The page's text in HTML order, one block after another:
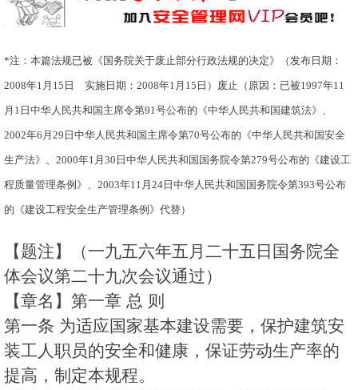
*注：本篇法规已被《国务院关于废止部分行政法规的决定》（发布日期：
2008年1月15日 实施日期：2008年1月15日）废止（原因：已被1997年11
月1日中华人民共和国主席令第91号公布的《中华人民共和国建筑法》、
2002年6月29日中华人民共和国主席令第70号公布的《中华人民共和国安全
生产法》、2000年1月30日中华人民共和国国务院令第279号公布的《建设工
程质量管理条例》、2003年11月24日中华人民共和国国务院令第393号公布
的《建设工程安全生产管理条例》代替）
【题注】（一九五六年五月二十五日国务院全
体会议第二十九次会议通过）
【章名】第一章 总 则
第一条 为适应国家基本建设需要，保护建筑安
装工人职员的安全和健康，保证劳动生产率的
提高，制定本规程。